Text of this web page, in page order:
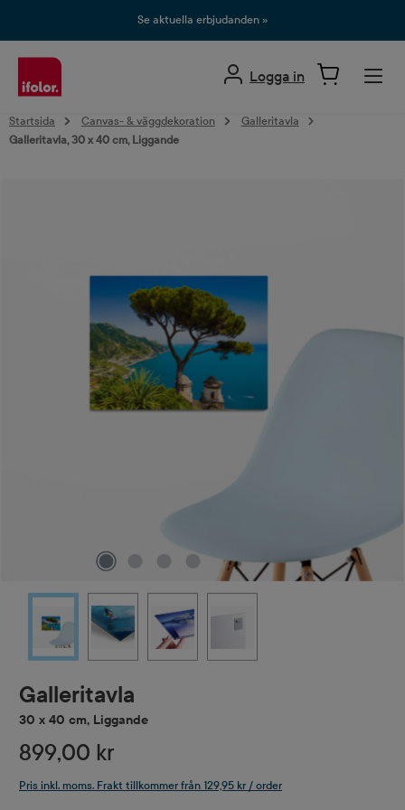
Se aktuella erbjudanden »
Logga in
Startsida Canvas- & väggdekoration
Galleritavla
Galleritavla, 30 x 40 cm, Liggande
Galleritavla
30 x 40 cm, Liggande
899,00 kr
Pris inkl. moms. Frakt tillkommer från 129,95 kr / order